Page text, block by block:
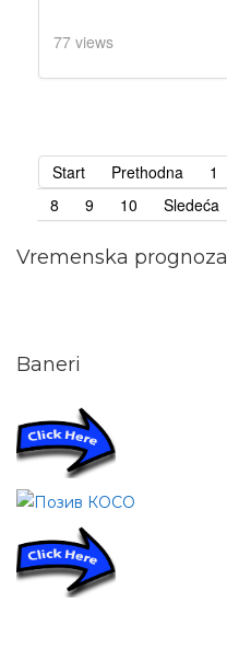
77 views
Start Prethodna 1
8
9 10 Sledeća
Vremenska prognoza
Baneri